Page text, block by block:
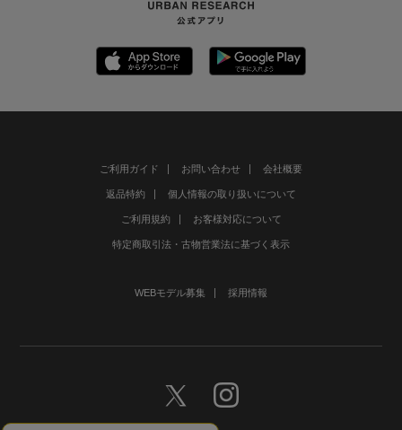
ご利用ガイド お問い合わせ 会社概要
返品特約 個人情報の取り扱いについて
ご利用規約 お客様対応について
特定商取引法・古物営業法に基づく表示
WEBモデル募集 採用情報